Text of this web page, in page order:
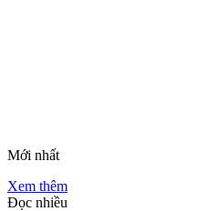
Mới nhất
Xem thêm
Đọc nhiều